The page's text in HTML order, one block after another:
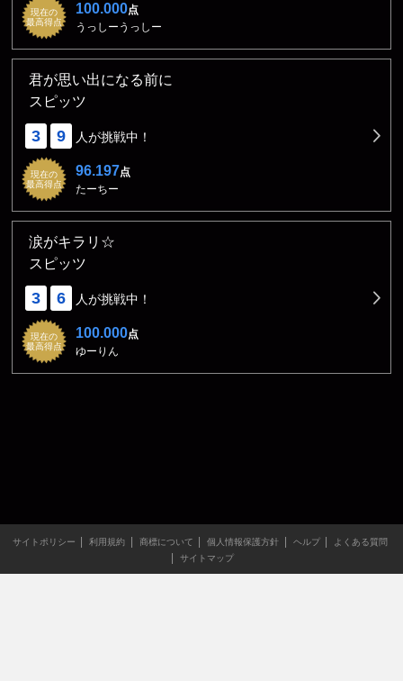
現在の
最高得点
100.000点
うっしーうっしー
君が思い出になる前に
スピッツ
3 9 人が挑戦中！
現在の
最高得点
96.197点
たーちー
涙がキラリ☆
スピッツ
3 6 人が挑戦中！
現在の
最高得点
100.000点
ゆーりん
サイトポリシー 利用規約 商標について 個人情報保護方針 ヘルプ
よくある質問
サイトマップ